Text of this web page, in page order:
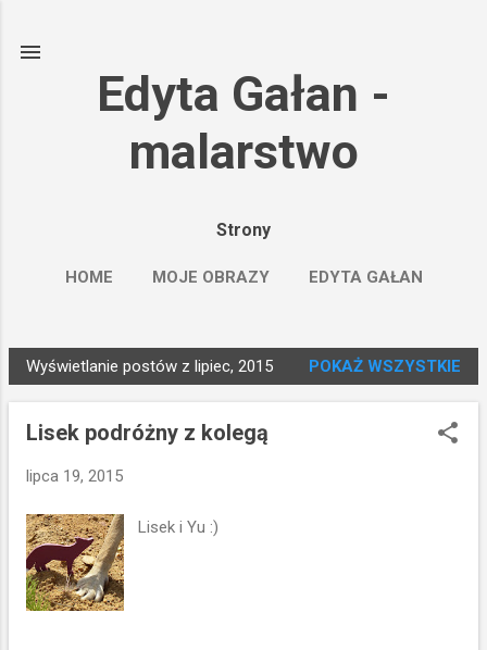
Edyta Gałan -
malarstwo
Strony
HOME MOJE OBRAZY EDYTA GAŁAN
P
o
Wyświetlanie postów z lipiec, 2015 POKAŻ WSZYSTKIE
Lisek podróżny z kolegą
lipca 19, 2015
Lisek i Yu :)